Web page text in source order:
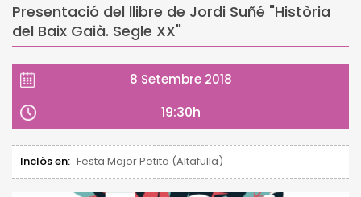
Presentació del llibre de Jordi Suñé "Història
del Baix Gaià. Segle XX"
8 Setembre 2018
19:30h
Inclòs en: Festa Major Petita (Altafulla)